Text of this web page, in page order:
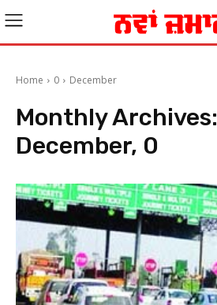
Home 0 December
Monthly Archives:
December, 0